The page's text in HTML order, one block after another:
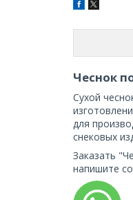
Чеснок
Сухой
для
снековых
Заказать
напишите